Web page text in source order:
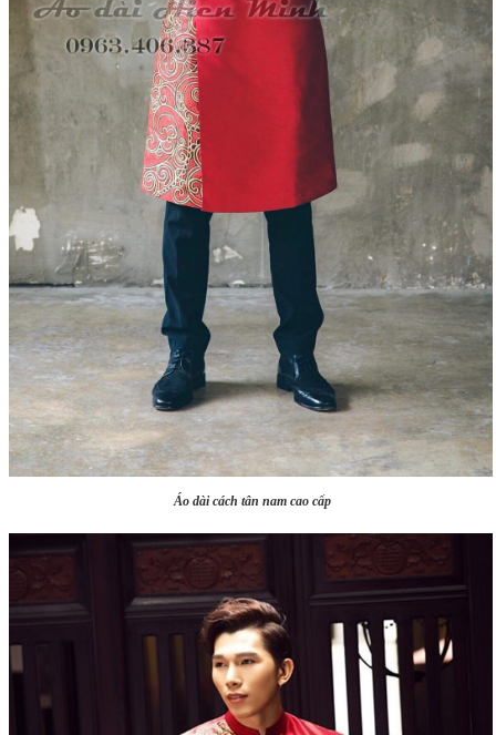
Áo dài cách tân nam cao cấp